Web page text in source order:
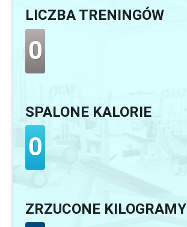
LICZBA TRENINGÓW
0
SPALONE KALORIE
0
ZRZUCONE KILOGRAMY